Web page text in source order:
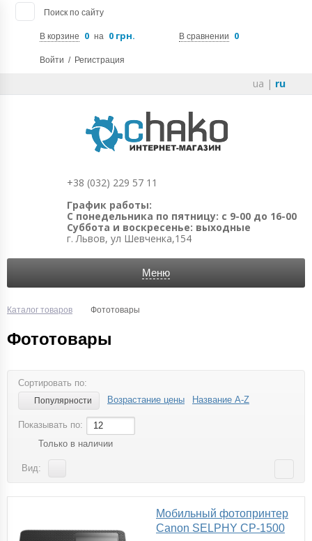
Поиск по сайту
В корзине 0 на 0 грн. В сравнении 0
Войти / Регистрация
ua | ru
+38 (032) 229 57 11
График работы:
С понедельника по пятницу: с 9-00 до 16-00
Суббота и воскресенье: выходные
г. Львов, ул Шевченка,154
Меню
Каталог товаров Фототовары
Фототовары
Сортировать по:
Популярности Возрастание цены Название A-Z
Показывать по:
12
Только в наличии
Вид:
Мобильный фотопринтер
Canon SELPHY CP-1500